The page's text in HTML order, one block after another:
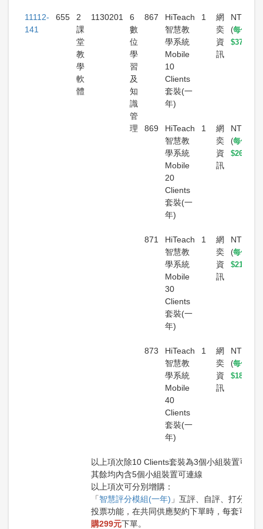
11112-
141
655
2
課
堂
教
學
軟
體
1130201
6
數
位
學
習
及
知
識
管
理
867
HiTeach
智慧教
學系統
Mobile
10
Clients
套裝(一
年)
1
網
奕
資
訊
(每位學生
$37
869
HiTeach
智慧教
學系統
Mobile
20
Clients
套裝(一
年)
1
網
奕
資
訊
(每位學生
$26
871
HiTeach
智慧教
學系統
Mobile
30
Clients
套裝(一
年)
1
網
奕
資
訊
(每位學生
$21
873
HiTeach
智慧教
學系統
Mobile
40
Clients
套裝(一
年)
1
網
奕
資
訊
(每位學生
$18
以上項次除10 Clients套裝為3個小組裝置可連
其餘均內含5個小組裝置可連線
以上項次可分別增購：
「智慧評分模組(一年) 」互評、自評、打分、多
投票功能，在共同供應契約下單時，每套可
購299元下單。